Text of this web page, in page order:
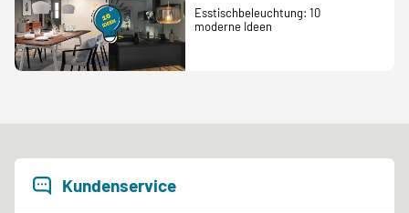
Esstischbeleuchtung: 10
moderne Ideen
Kundenservice